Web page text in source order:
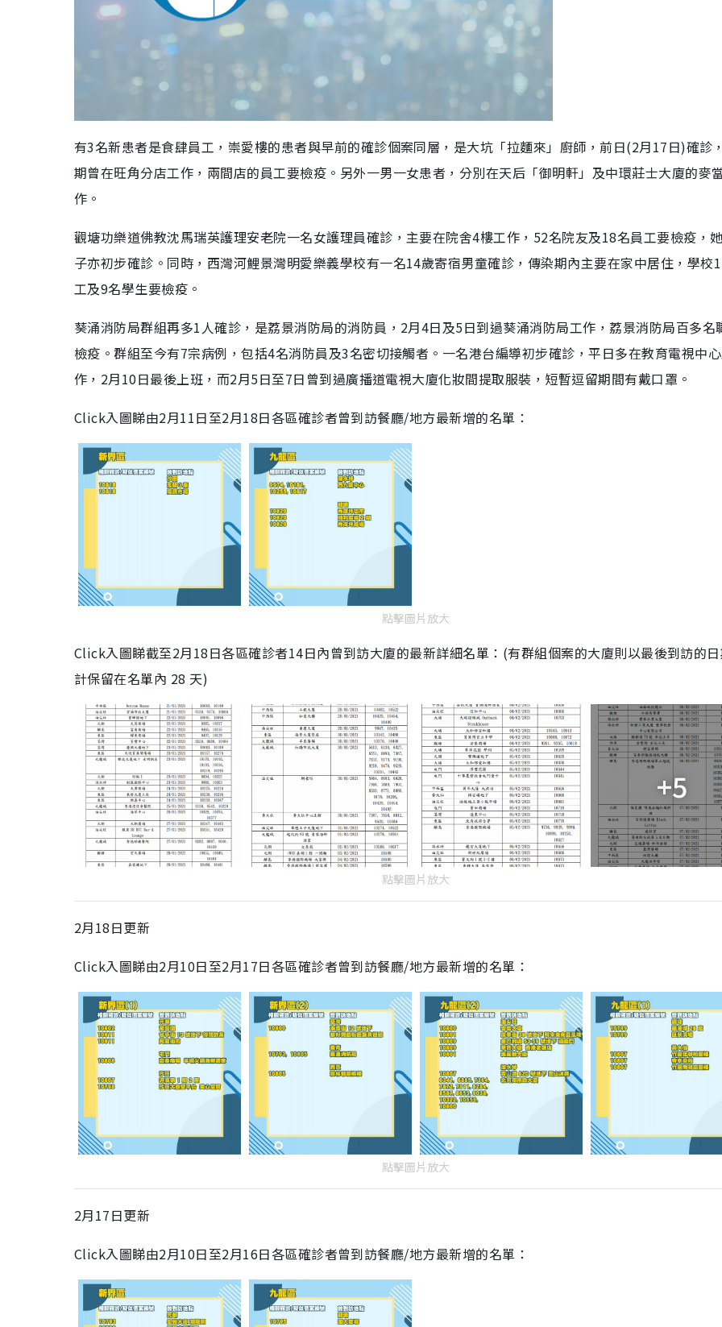
有3名新患者是食肆員工，崇愛樓的患者與早前的確診個案同層，是大坑「拉麵來」廚師，前日(2月17日)確診
期曾在旺角分店工作，兩間店的員工要檢疫。另外一男一女患者，分別在天后「御明軒」及中環莊士大廈的麥
作。
觀塘功樂道佛教沈馬瑞英護理安老院一名女護理員確診，主要在院舍4樓工作，52名院友及18名員工要檢疫，
子亦初步確診。同時，西灣河鯉景灣明愛樂義學校有一名14歲寄宿男童確診，傳染期內主要在家中居住，學校
工及9名學生要檢疫。
葵涌消防局群組再多1人確診，是荔景消防局的消防員，2月4日及5日到過葵涌消防局工作，荔景消防局百多名
檢疫。群組至今有7宗病例，包括4名消防員及3名密切接觸者。一名港台編導初步確診，平日多在教育電視中
作，2月10日最後上班，而2月5日至7日曾到過廣播道電視大廈化妝間提取服裝，短暫逗留期間有戴口罩。
Click入圖睇由2月11日至2月18日各區確診者曾到訪餐廳/地方最新增的名單：
點擊圖片放大
Click入圖睇截至2月18日各區確診者14日內曾到訪大廈的最新詳細名單：(有群組個案的大廈則以最後到訪的
計保留在名單內 28 天)
+5
點擊圖片放大
2月18日更新
Click入圖睇由2月10日至2月17日各區確診者曾到訪餐廳/地方最新增的名單：
點擊圖片放大
2月17日更新
Click入圖睇由2月10日至2月16日各區確診者曾到訪餐廳/地方最新增的名單：